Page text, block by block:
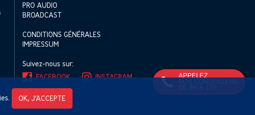
OK, J’ACCEPTE
PRO AUDIO
BROADCAST
CONDITIONS GÉNÉRALES
IMPRESSUM
Suivez-nous sur:
FACEBOOK
INSTAGRAM
APPELEZ